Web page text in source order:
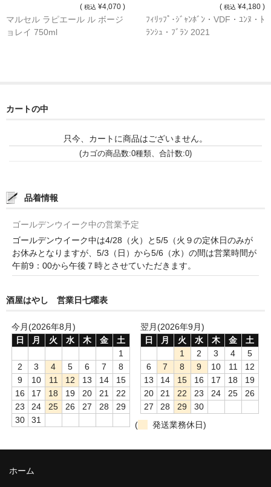
( 税込 ¥4,070 )
マルセル ラピエール ル ボージ
ョレイ 750ml
( 税込 ¥4,180 )
ﾌｨﾘｯﾌﾟ･ｼﾞｬﾝﾎﾞﾝ・VDF・ﾕﾝﾇ・ﾄ
ﾗﾝｼｭ・ﾌﾞﾗﾝ 2021
カートの中
只今、カートに商品はございません。
(カゴの商品数:0種類、合計数:0)
品着情報
ゴールデンウイーク中の営業予定
ゴールデンウイーク中は4/28（火）と5/5（火９の定休日のみが
お休みとなりますが、5/3（日）から5/6（水）の間は営業時間が
午前9：00から午後７時とさせていただきます。
酒屋はやし 営業日七曜表
今月(2026年8月)
日
月 火 水 木 金
土
1
2
3 4 5 6 7
8
9
10 11 12 13 14
15
16
17 18 19 20 21
22
23
24 25 26 27 28
29
30
31
翌月(2026年9月)
日
月 火 水 木 金
土
1
2 3 4
5
6
7 8 9 10 11
12
13
14 15 16 17 18
19
20
21 22 23 24 25
26
27
28 29
30
(
発送業務休日)
ホーム